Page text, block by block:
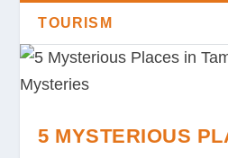
TOURISM
5 MYSTERIOUS